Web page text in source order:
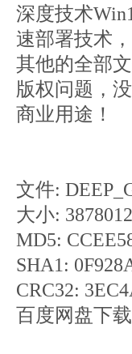
深度技术
速部署技术
其他的全部
版权问题，
商业用途！
文件:
大小:
MD5:
SHA1:
CRC32:
百度网盘下